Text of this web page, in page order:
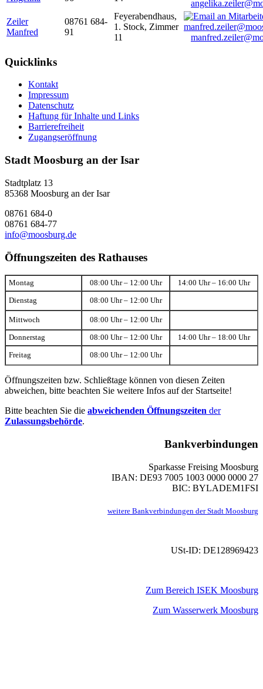
Zeiler
Manfred
08761 684-
91
Feyerabendhaus,
1. Stock, Zimmer
11
Quicklinks
Kontakt
Impressum
Datenschutz
Haftung für Inhalte und Links
Barrierefreiheit
Zugangseröffnung
Stadt Moosburg an der Isar
Stadtplatz 13
85368 Moosburg an der Isar
08761 684-0
08761 684-77
info@moosburg.de
Öffnungszeiten des Rathauses
Montag 08:00 Uhr – 12:00 Uhr 14:00 Uhr – 16:00 Uhr
Dienstag 08:00 Uhr – 12:00 Uhr
Mittwoch 08:00 Uhr – 12:00 Uhr
Donnerstag 08:00 Uhr – 12:00 Uhr 14:00 Uhr – 18:00 Uhr
Freitag 08:00 Uhr – 12:00 Uhr
Öffnungszeiten bzw. Schließtage können von diesen Zeiten
abweichen, bitte beachten Sie weitere Infos auf der Startseite!
Bitte beachten Sie die abweichenden Öffnungszeiten der
Zulassungsbehörde.
Bankverbindungen
Sparkasse Freising Moosburg
IBAN: DE93 7005 1003 0000 0000 27
BIC: BYLADEM1FSI
weitere Bankverbindungen der Stadt Moosburg
USt-ID: DE128969423
Zum Bereich ISEK Moosburg
Zum Wasserwerk Moosburg